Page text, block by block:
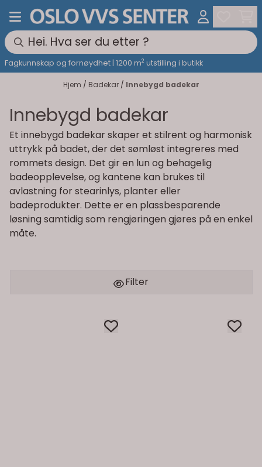
Hopp til innhold
Fagkunnskap og fornøydhet | 1200 m2 utstilling i butikk
Hjem / Badekar / Innebygd badekar
Innebygd badekar
Et innebygd badekar skaper et stilrent og harmonisk
uttrykk på badet, der det sømløst integreres med
rommets design. Det gir en lun og behagelig
badeopplevelse, og kantene kan brukes til
avlastning for stearinlys, planter eller
badeprodukter. Dette er en plassbesparende
løsning samtidig som rengjøringen gjøres på en enkel
måte.
Filter